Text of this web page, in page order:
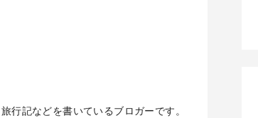
行記などを書いているブロガーです。